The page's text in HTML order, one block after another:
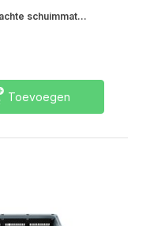
schuimmat...
Toevoegen